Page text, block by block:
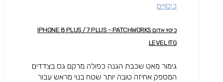
כיסויים
כיסוי אדום IPHONE 8 PLUS / 7 PLUS – PATCHWORKS
LEVEL ITG
גימור מאט שכבת הגנה כפולה מרקם גס בצדדים
המספק אחיזה טובה יותר שטח בנוי מראש עבור